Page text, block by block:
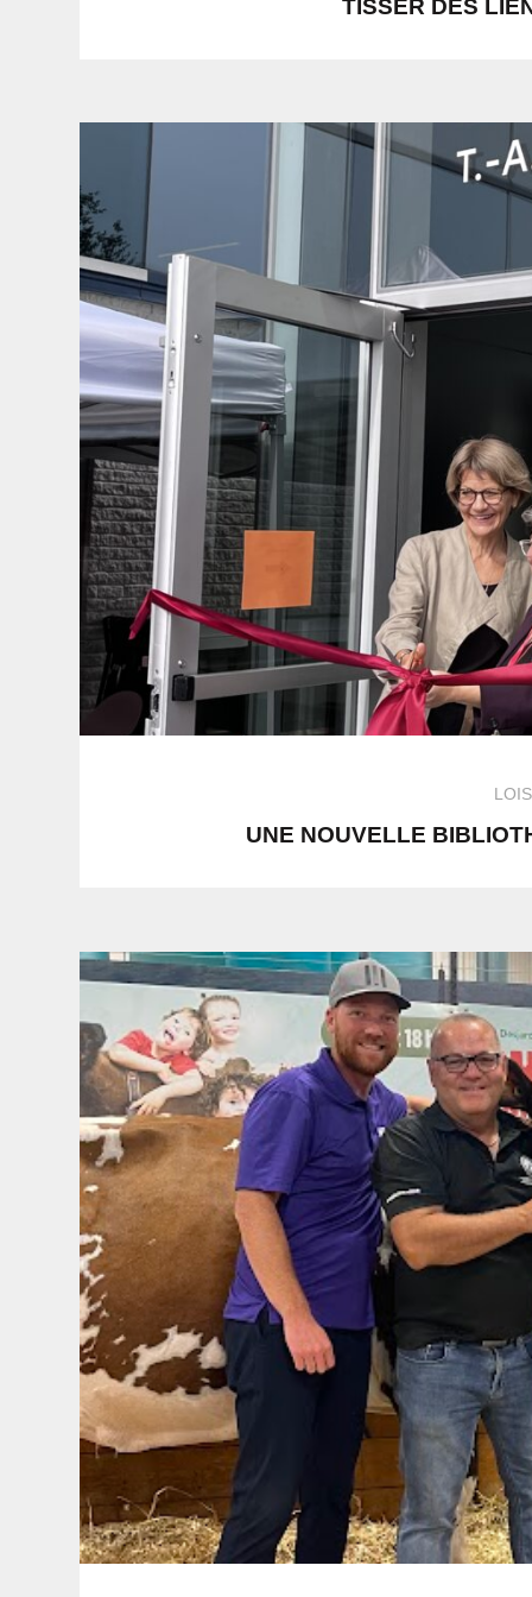
TISSER DES
UNE NOUVELLE